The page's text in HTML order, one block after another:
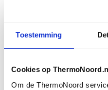
Toestemming
Cookies op
Om de ThermoNoord
Geschikt voor montage
met zijwand